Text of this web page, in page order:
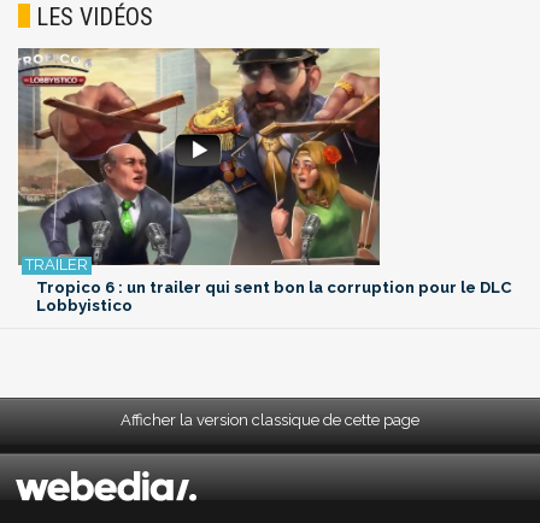
LES VIDÉOS
Tropico 6 : un trailer qui sent bon la corruption pour le DLC
Lobbyistico
Afficher la version classique de cette page